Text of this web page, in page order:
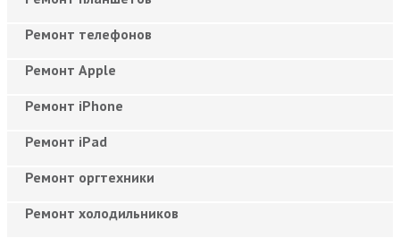
Ремонт телефонов
Ремонт Apple
Ремонт iPhone
Ремонт iPad
Ремонт оргтехники
Ремонт холодильников